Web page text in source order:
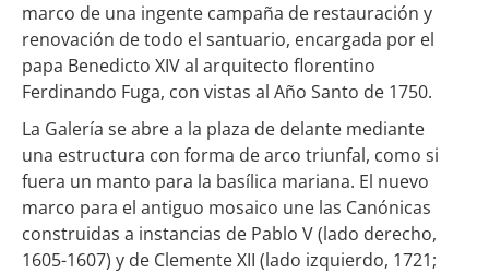
marco de una ingente campaña de restauración y
renovación de todo el santuario, encargada por el
papa Benedicto XIV al arquitecto florentino
Ferdinando Fuga, con vistas al Año Santo de 1750.
La Galería se abre a la plaza de delante mediante
una estructura con forma de arco triunfal, como si
fuera un manto para la basílica mariana. El nuevo
marco para el antiguo mosaico une las Canónicas
construidas a instancias de Pablo V (lado derecho,
1605-1607) y de Clemente XII (lado izquierdo, 1721;